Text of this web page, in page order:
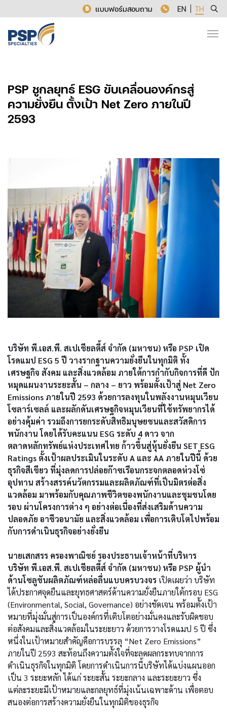
แบบฟอร์มสอบถาม EN TH
PSP ชูกลยุทธ์ ESG ขับเคลื่อนองค์กรสู่
ความยั่งยืน ตั้งเป้า Net Zero ภายในปี
2593
บริษัท พี.เอส.พี. สเปเชียลตี้ส์ จำกัด (มหาชน) หรือ PSP เปิด
โรดแมป ESG 5 ปี วางรากฐานความยั่งยืนในทุกมิติ ทั้ง
เศรษฐกิจ สังคม และสิ่งแวดล้อม ภายใต้การกำกับกิจการที่ดี ปัก
หมุดแผนงานระยะสั้น – กลาง – ยาว พร้อมตั้งเป้าสู่ Net Zero
Emissions ภายในปี 2593 ด้วยการลงทุนในพลังงานหมุนเวียน
โซลาร์เซลล์ และผลักดันเศรษฐกิจหมุนเวียนที่ใช้ทรัพยากรได้
อย่างคุ้มค่า รวมถึงการยกระดับสิทธิมนุษยชนและสวัสดิการ
พนักงาน โดยได้รับคะแนน ESG ระดับ 4 ดาว จาก
ตลาดหลักทรัพย์แห่งประเทศไทย ก้าวขึ้นสู่หุ้นยั่งยืน SET ESG
Ratings ตั้งเป้าผลประเมินในระดับ A และ AA ภายในปีนี้ ด้วย
ธุรกิจสีเขียว ที่มุ่งลดการปล่อยก๊าซเรือนกระจกตลอดห่วงโซ่
อุปทาน สร้างสรรค์นวัตกรรมและผลิตภัณฑ์ที่เป็นมิตรต่อสิ่ง
แวดล้อม มาพร้อมกับคุณภาพชีวิตของพนักงานและชุมชนโดย
รอบ ผ่านโครงการต่าง ๆ อย่างต่อเนื่องที่ส่งเสริมด้านความ
ปลอดภัย อาชีวอนามัย และสิ่งแวดล้อม เพื่อการเติบโตไปพร้อม
กับการดำเนินธุรกิจอย่างยั่งยืน
นายเสกสรร ครองพาณิชย์ รองประธานเจ้าหน้าที่บริหาร
บริษัท พี.เอส.พี. สเปเชียลตี้ส์ จำกัด (มหาชน) หรือ PSP ผู้นำ
ด้านโซลูชันผลิตภัณฑ์หล่อลื่นแบบครบวงจร เปิดเผยว่า บริษัท
ได้ประกาศจุดยืนและยุทธศาสตร์ด้านความยั่งยืนภายใต้กรอบ ESG
(Environmental, Social, Governance) อย่างชัดเจน พร้อมตั้งเป้า
หมายที่มุ่งมั่นสู่การเป็นองค์กรที่เติบโตอย่างมั่นคงและรับผิดชอบ
ต่อสังคมและสิ่งแวดล้อมในระยะยาว ด้วยการวางโรดแมป 5 ปี ซึ่ง
หนึ่งในเป้าหมายสำคัญคือการบรรลุ “Net Zero Emissions”
ภายในปี 2593 สะท้อนถึงความตั้งใจที่จะลดผลกระทบจากการ
ดำเนินธุรกิจในทุกมิติ โดยการดำเนินการนี้บริษัทได้แบ่งแผนออก
เป็น 3 ระยะหลัก ได้แก่ ระยะสั้น ระยะกลาง และระยะยาว ซึ่ง
แต่ละระยะมีเป้าหมายและกลยุทธ์ที่มุ่งเน้นเฉพาะด้าน เพื่อตอบ
สนองต่อการสร้างความยั่งยืนในทุกมิติของธุรกิจ